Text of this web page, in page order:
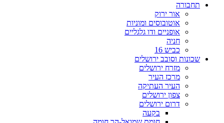
תחבורה
אור ירוק
אוטובוסים ומוניות
אופניים ודו גלגליים
חניה
כביש 16
שכונות וסובב ירושלים
מזרח ירושלים
מרכז העיר
העיר העתיקה
צפון ירושלים
דרום ירושלים
בקעה